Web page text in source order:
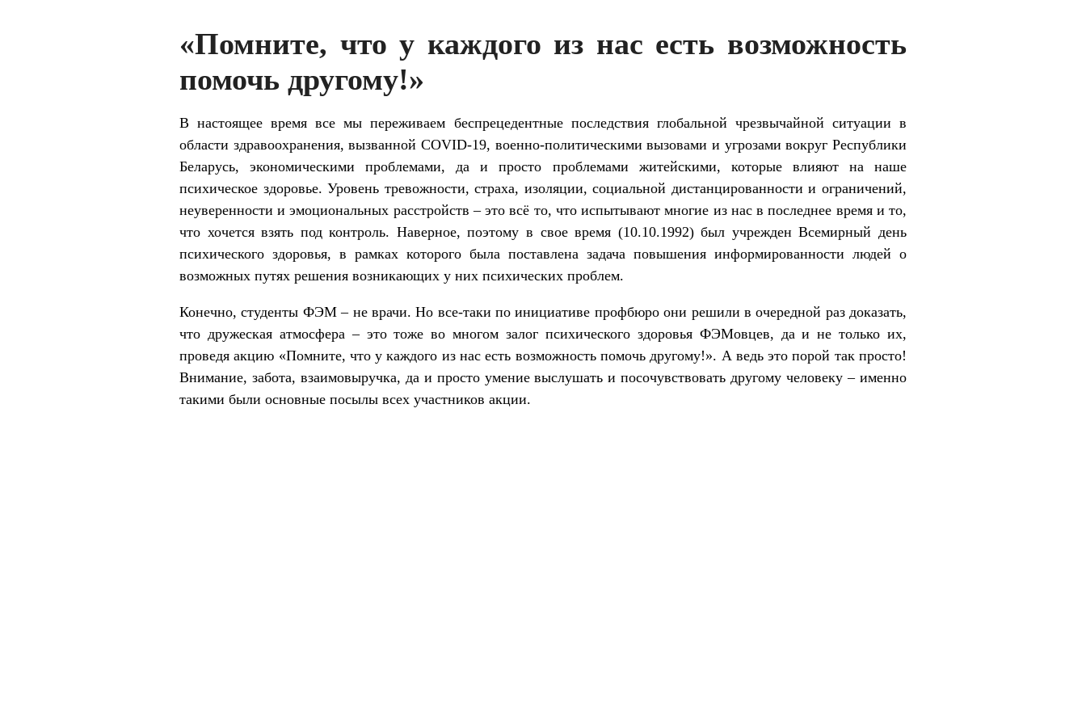
«Помните, что у каждого из нас есть возможность
помочь другому!»
В настоящее время все мы переживаем беспрецедентные последствия глобальной чрезвычайной ситуации в
области здравоохранения, вызванной COVID-19, военно-политическими вызовами и угрозами вокруг Республики
Беларусь, экономическими проблемами, да и просто проблемами житейскими, которые влияют на наше
психическое здоровье. Уровень тревожности, страха, изоляции, социальной дистанцированности и ограничений,
неуверенности и эмоциональных расстройств – это всё то, что испытывают многие из нас в последнее время и то,
что хочется взять под контроль. Наверное, поэтому в свое время (10.10.1992) был учрежден Всемирный день
психического здоровья, в рамках которого была поставлена задача повышения информированности людей о
возможных путях решения возникающих у них психических проблем.
Конечно, студенты ФЭМ – не врачи. Но все-таки по инициативе профбюро они решили в очередной раз доказать,
что дружеская атмосфера – это тоже во многом залог психического здоровья ФЭМовцев, да и не только их,
проведя акцию «Помните, что у каждого из нас есть возможность помочь другому!». А ведь это порой так просто!
Внимание, забота, взаимовыручка, да и просто умение выслушать и посочувствовать другому человеку – именно
такими были основные посылы всех участников акции.